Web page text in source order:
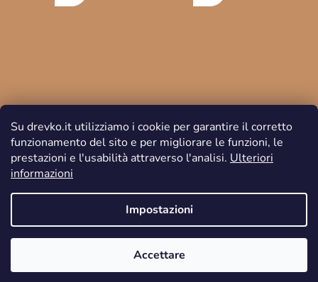
Su drevko.it utilizziamo i cookie per garantire il corretto
funzionamento del sito e per migliorare le funzioni, le
prestazioni e l'usabilità attraverso l'analisi. Ulteriori
informazioni
Impostazioni
Accettare
Creato da Shoptet